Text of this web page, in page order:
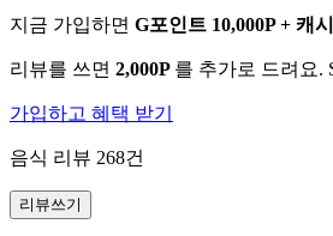
지금 가입하면 G포인트 10,000P + 캐
리뷰를 쓰면 2,000P 를 추가로 드려요.
가입하고 혜택 받기
음식 리뷰 268건
리뷰쓰기